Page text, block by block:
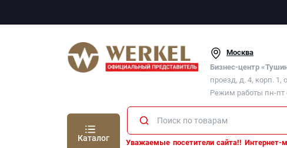
Москва
Бизнес-центр
проезд, д. 4, корп. 1,
Режим работы пн-пт
Каталог
Уважаемые посетители сайта!! Интернет-